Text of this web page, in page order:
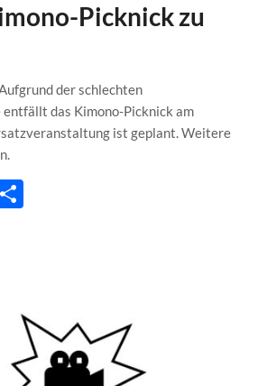
Picknick zu
der schlechten
das Kimono-Picknick am
ist geplant. Weitere